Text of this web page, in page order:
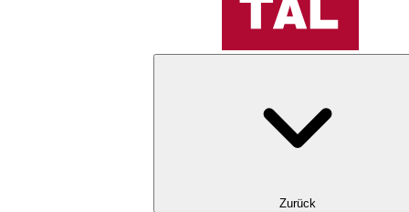
Zurück